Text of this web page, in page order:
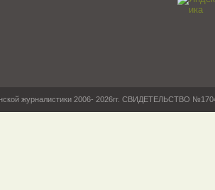
журналистики 2006- 2026гг. СВИДЕТЕЛЬСТВО